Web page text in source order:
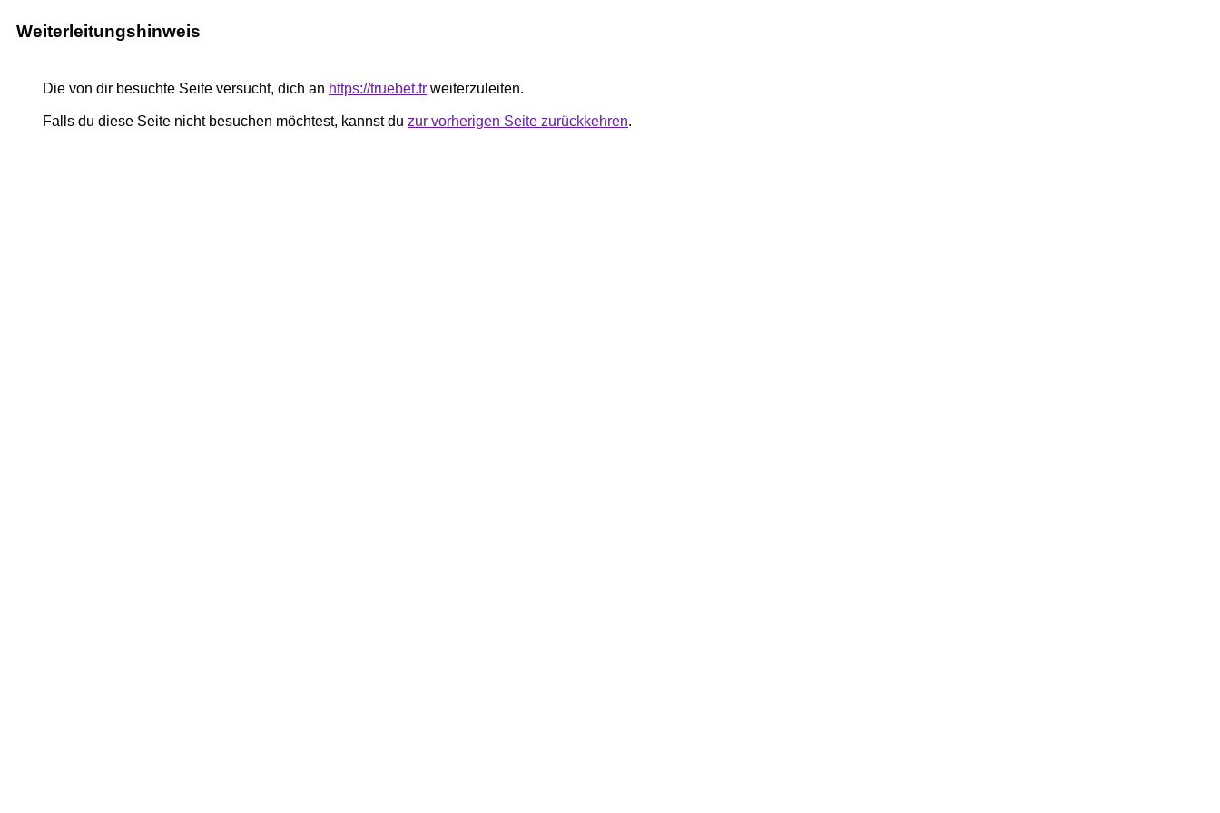
Weiterleitungshinweis
Die von dir besuchte Seite versucht, dich an https://truebet.fr weiterzuleiten.
Falls du diese Seite nicht besuchen möchtest, kannst du zur vorherigen Seite zurückkehren.